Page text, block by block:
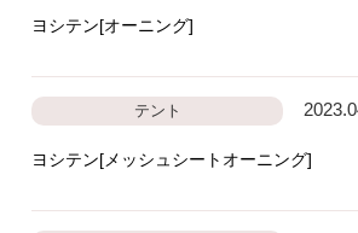
ヨシテン[オーニング]
テント
ヨシテン[メッシュシートオーニング]